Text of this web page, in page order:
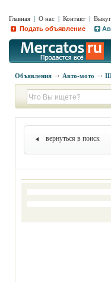
Главная | О нас | Контакт |
Подать объявление
Объявления Авто-мото
вернуться в поиск